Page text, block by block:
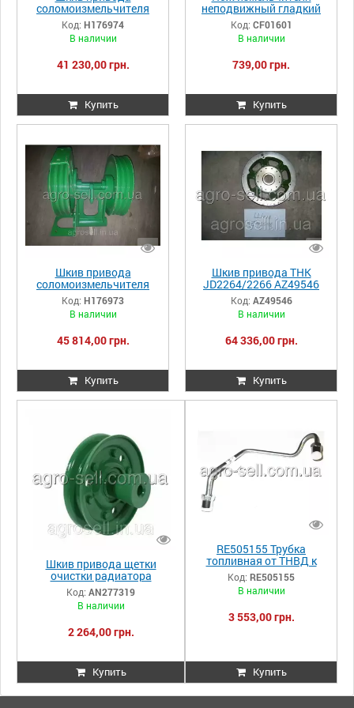
соломоизмельчителя
JDW550/T550/T670
H176974
Код: H176974
В наличии
41 230,00 грн.
Купить
неподвижный гладкий
JD1450/1550 CF01601
Код: CF01601
В наличии
739,00 грн.
Купить
Шкив привода
соломоизмельчителя
JDW550/T550/T670
H176973
Код: H176973
В наличии
45 814,00 грн.
Купить
Шкив привода ТНК
JD2264/2266 AZ49546
Код: AZ49546
В наличии
64 336,00 грн.
Купить
Шкив привода щетки
очистки радиатора
(AH169549/AH115347/AH16
9549) JD AN277319
Код: AN277319
В наличии
2 264,00 грн.
Купить
RE505155 Трубка
топливная от ТНВД к
рампе, JD8520
Код: RE505155
В наличии
3 553,00 грн.
Купить